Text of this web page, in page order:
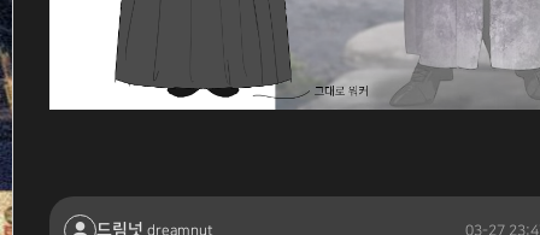
드림넛 dreamnut 03-27